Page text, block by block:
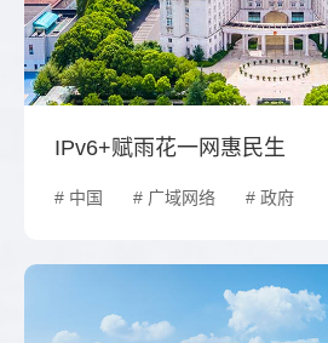
IPv6+赋雨花一网惠民生
# 中国 # 广域网络 # 政府